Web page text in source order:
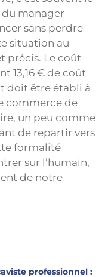
du manager
sans perdre
situation au
précis. Le coût
13,16 € de coût
doit être établi à
commerce de
un peu comme
de repartir vers
formalité
sur l’humain,
de notre
professionnel :